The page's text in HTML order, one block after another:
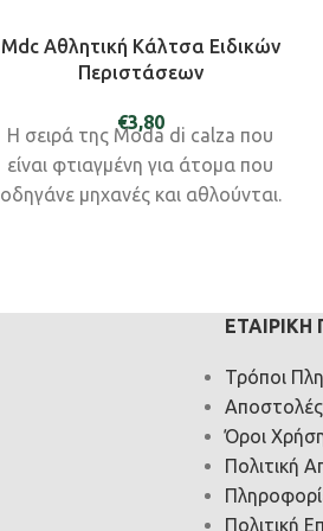
Mdc Αθλητική Κάλτσα Ειδικών
Περιστάσεων
€3,80
Η σειρά της Moda di calza που
είναι φτιαγμένη για άτομα που
οδηγάνε μηχανές και αθλούνται.
ΕΤΑΙΡΙΚΉ
Τρόποι
Αποστολές
Όροι
Πολιτική
Πολιτική